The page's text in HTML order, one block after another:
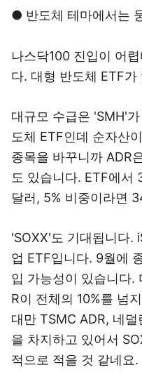
● 반도체 테마에서는
나스닥100 진입이 어
다. 대형 반도체 ETF가
대규모 수급은 'SMH'
도체 ETF인데 순자산
종목을 바꾸니까 ADR
도 있습니다. ETF에서
달러, 5% 비중이라면
'SOXX'도 기대됩니다.
업 ETF입니다. 9월에
입 가능성이 있습니다.
R이 전체의 10%를 넘
대만 TSMC ADR, 네
을 차지하고 있어서
적으로 적을 것 같네요.